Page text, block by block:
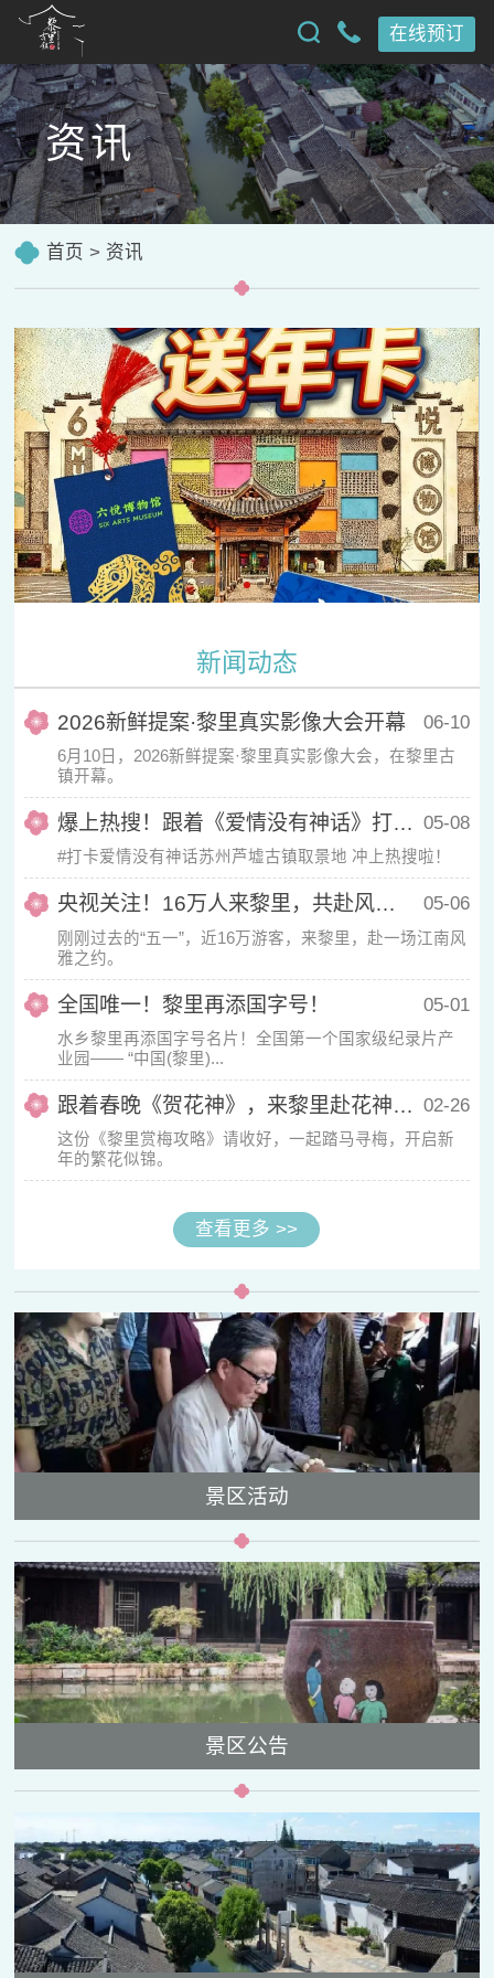
在线预订
资讯
首页 > 资讯
新闻动态
2026新鲜提案·黎里真实影像大会开幕 06-10
6月10日，2026新鲜提案·黎里真实影像大会，在黎里古
镇开幕。
爆上热搜！跟着《爱情没有神话》打卡芦墟！ 05-08
#打卡爱情没有神话苏州芦墟古镇取景地 冲上热搜啦！
央视关注！16万人来黎里，共赴风雅之约 05-06
刚刚过去的“五一”，近16万游客，来黎里，赴一场江南风
雅之约。
全国唯一！黎里再添国字号！ 05-01
水乡黎里再添国字号名片！全国第一个国家级纪录片产
业园—— “中国(黎里)...
跟着春晚《贺花神》，来黎里赴花神之约！ 02-26
这份《黎里赏梅攻略》请收好，一起踏马寻梅，开启新
年的繁花似锦。
查看更多 >>
景区活动
景区公告